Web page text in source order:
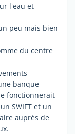
l'eau et
peu mais bien
du centre
banque
fonctionnerait
SWIFT et un
auprès de